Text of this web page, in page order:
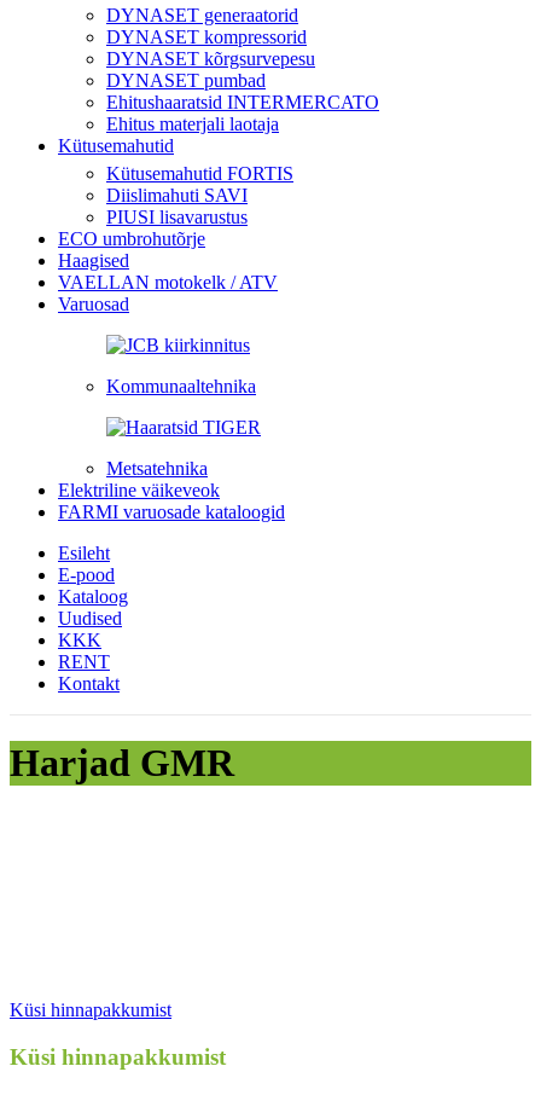
DYNASET generaatorid
DYNASET kompressorid
DYNASET kõrgsurvepesu
DYNASET pumbad
Ehitushaaratsid INTERMERCATO
Ehitus materjali laotaja
Kütusemahutid
Kütusemahutid FORTIS
Diislimahuti SAVI
PIUSI lisavarustus
ECO umbrohutõrje
Haagised
VAELLAN motokelk / ATV
Varuosad
Kommunaaltehnika
Metsatehnika
Elektriline väikeveok
FARMI varuosade kataloogid
Esileht
E-pood
Kataloog
Uudised
KKK
RENT
Kontakt
Harjad GMR
Küsi hinnapakkumist
Küsi hinnapakkumist